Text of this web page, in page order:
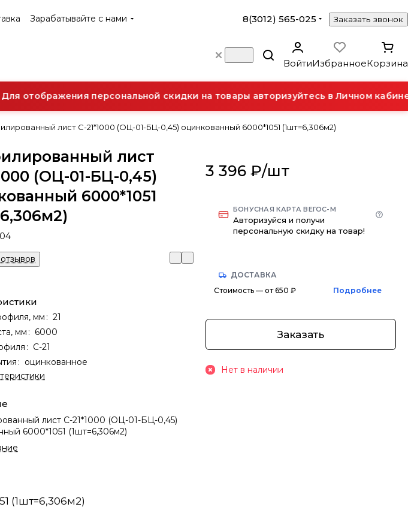
Зарабатывайте с нами 8(3012) 565-025 Заказать звонок
ВойтиИзбранноеКорзина
отображения персональной скидки на товары авторизуйтесь в Личном
лист С-21*1000 (ОЦ-01-БЦ-0,45) оцинкованный 6000*1051 (1шт=6,306м2)
лист
(ОЦ-01-БЦ-0,45)
6000*1051
мм : 21
мм : 6000
: С-21
: оцинкованное
лист С-21*1000 (ОЦ-01-БЦ-0,45)
6000*1051 (1шт=6,306м2)
3 396 ₽/шт
БОНУСНАЯ КАРТА ВЕГОС-М
Авторизуйся и получи
персональную скидку на товар!
ДОСТАВКА
Стоимость — от 650 ₽
Подробнее
Заказать
Нет в наличии
(1шт=6,306м2)